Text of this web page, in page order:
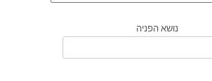
נושא הפניה